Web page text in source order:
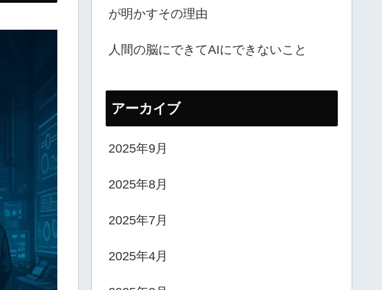
が明かすその理由
人間の脳にできてAIにできないこと
アーカイブ
2025年9月
2025年8月
2025年7月
2025年4月